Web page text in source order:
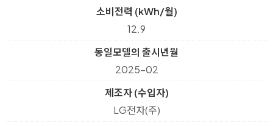
소비전력 (kWh/월)
12.9
동일모델의 출시년월
2025-02
제조자 (수입자)
LG전자(주)